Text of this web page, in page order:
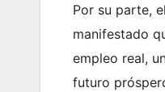
Por su parte,
manifestado
empleo real,
futuro